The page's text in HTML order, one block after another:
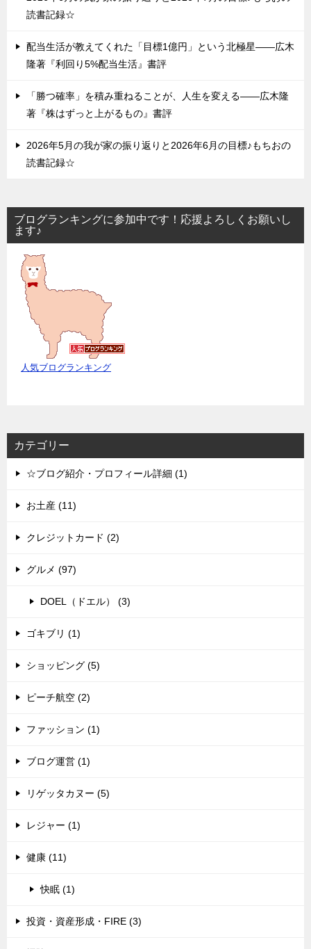
読書記録☆
配当生活が教えてくれた「目標1億円」という北極星——広木
隆著『利回り5%配当生活』書評
「勝つ確率」を積み重ねることが、人生を変える——広木隆
著『株はずっと上がるもの』書評
2026年5月の我が家の振り返りと2026年6月の目標♪もちおの
読書記録☆
ブログランキングに参加中です！応援よろしくお願いし
ます♪
人気ブログランキング
カテゴリー
☆ブログ紹介・プロフィール詳細 (1)
お土産 (11)
クレジットカード (2)
グルメ (97)
DOEL（ドエル） (3)
ゴキブリ (1)
ショッピング (5)
ピーチ航空 (2)
ファッション (1)
ブログ運営 (1)
リゲッタカヌー (5)
レジャー (1)
健康 (11)
快眠 (1)
投資・資産形成・FIRE (3)